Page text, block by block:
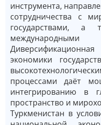
инструмента,
сотрудничества с
государствами, а
экономики
процессами даёт
интегрированию в
пространство и
Туркменистан в